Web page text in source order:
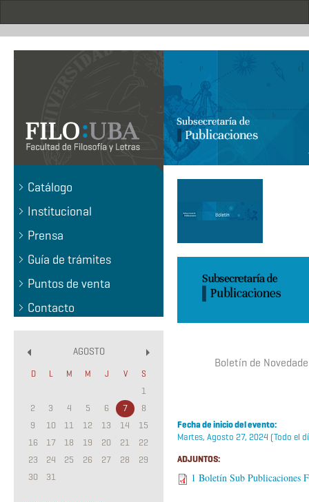
.
Catálogo
Institucional
Prensa
Guía de trámites
Puntos de venta
Contacto
AGOSTO
D L M M J V S
1
2
3 4 5 6 7
8
9
10 11 12 13 14
15
16
17 18 19 20 21
22
23
24 25 26 27 28
29
30
31
Boletín de
Fecha de inicio del evento:
Martes, Agosto 27, 2024 (Todo el
ADJUNTOS:
1 Boletín Sub Publicaciones